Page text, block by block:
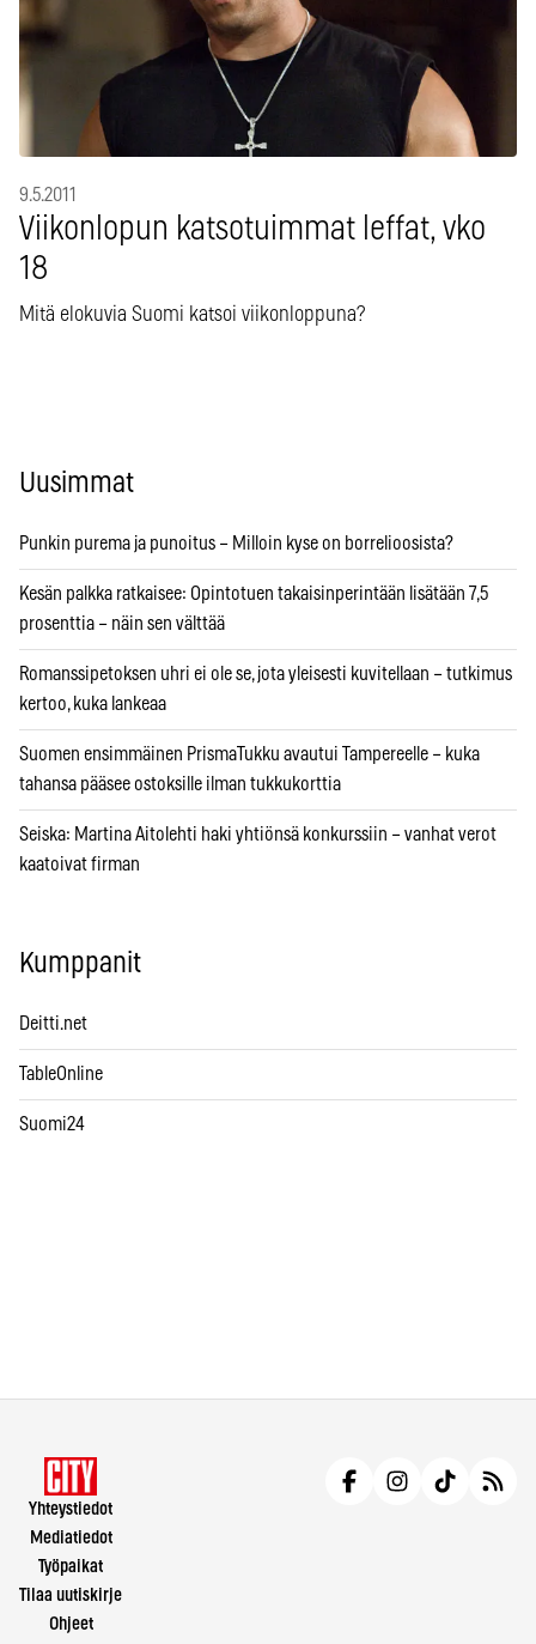
9.5.2011
Viikonlopun katsotuimmat leffat, vko
18
Mitä elokuvia Suomi katsoi viikonloppuna?
Uusimmat
Punkin purema ja punoitus – Milloin kyse on borrelioosista?
Kesän palkka ratkaisee: Opintotuen takaisinperintään lisätään 7,5
prosenttia – näin sen välttää
Romanssipetoksen uhri ei ole se, jota yleisesti kuvitellaan – tutkimus
kertoo, kuka lankeaa
Suomen ensimmäinen PrismaTukku avautui Tampereelle – kuka
tahansa pääsee ostoksille ilman tukkukorttia
Seiska: Martina Aitolehti haki yhtiönsä konkurssiin – vanhat verot
kaatoivat firman
Kumppanit
Deitti.net
TableOnline
Suomi24
Yhteystiedot
Mediatiedot
Työpaikat
Tilaa uutiskirje
Ohjeet